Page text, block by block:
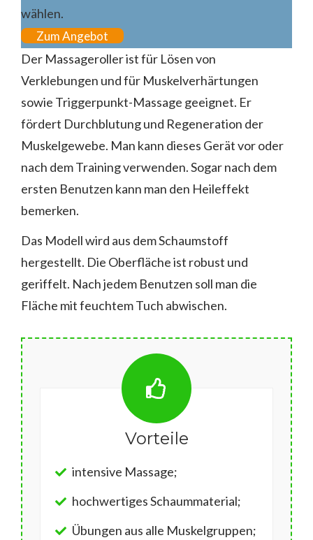
wählen.
Zum Angebot
Der Massageroller ist für Lösen von
Verklebungen und für Muskelverhärtungen
sowie Triggerpunkt-Massage geeignet. Er
fördert Durchblutung und Regeneration der
Muskelgewebe. Man kann dieses Gerät vor oder
nach dem Training verwenden. Sogar nach dem
ersten Benutzen kann man den Heileffekt
bemerken.
Das Modell wird aus dem Schaumstoff
hergestellt. Die Oberfläche ist robust und
geriffelt. Nach jedem Benutzen soll man die
Fläche mit feuchtem Tuch abwischen.
Vorteile
intensive Massage;
hochwertiges Schaummaterial;
Übungen aus alle Muskelgruppen;